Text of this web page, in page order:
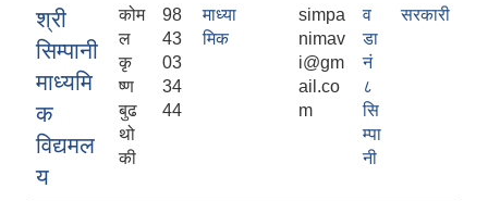
श्री
सिम्पानी
माध्यमि
क
विद्यमल
य
कोम
ल
कृ
ष्ण
बुढ
थो
की
98
43
03
34
44
माध्या
मिक
simpa
nimav
i@gm
ail.co
m
व
डा
नं
८
सि
म्पा
नी
सरकारी